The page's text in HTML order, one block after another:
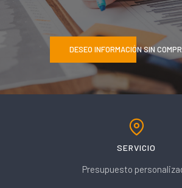
DESEO INFORMACIÓN SIN
SERVICIO
Presupuesto